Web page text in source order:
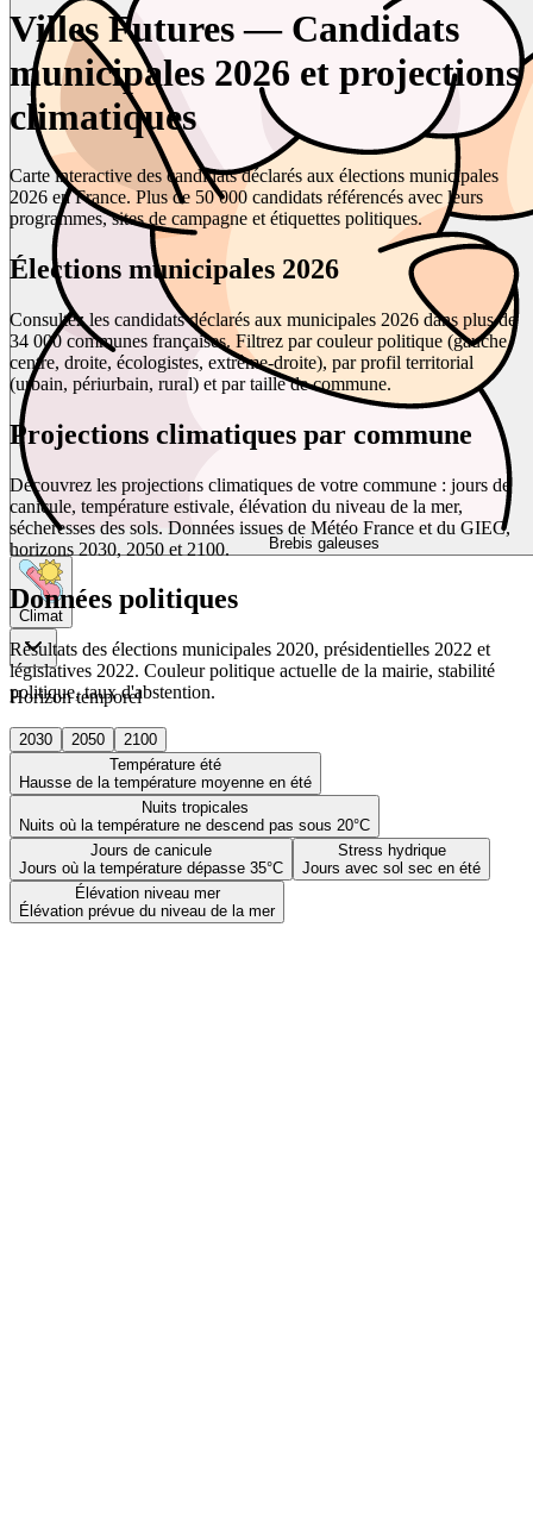
Brebis galeuses
Climat
Horizon temporel
2030 2050
2100
Température été
Hausse de la température moyenne en été
Nuits tropicales
Nuits où la température ne descend pas sous 20°C
Jours de canicule
Jours où la température dépasse 35°C
Stress hydrique
Jours avec sol sec en été
Élévation niveau mer
Élévation prévue du niveau de la mer
Villes Futures — Candidats
municipales 2026 et projections
climatiques
Carte interactive des candidats déclarés aux élections municipales
2026 en France. Plus de 50 000 candidats référencés avec leurs
programmes, sites de campagne et étiquettes politiques.
Élections municipales 2026
Consultez les candidats déclarés aux municipales 2026 dans plus de
34 000 communes françaises. Filtrez par couleur politique (gauche,
centre, droite, écologistes, extrême-droite), par profil territorial
(urbain, périurbain, rural) et par taille de commune.
Projections climatiques par commune
Découvrez les projections climatiques de votre commune : jours de
canicule, température estivale, élévation du niveau de la mer,
sécheresses des sols. Données issues de Météo France et du GIEC,
horizons 2030, 2050 et 2100.
Données politiques
Résultats des élections municipales 2020, présidentielles 2022 et
législatives 2022. Couleur politique actuelle de la mairie, stabilité
politique, taux d'abstention.